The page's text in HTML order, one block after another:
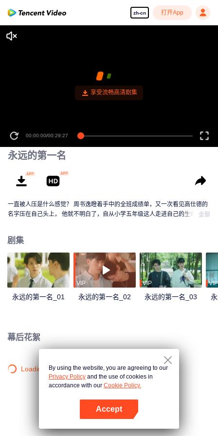
zh-cn 打开App
享受流畅高清剧集
00:00:00/00:29:27
永远的第一名
一直被人压是什么感觉？ 周书逸瞪着手中的全班成绩单，又一次看见高仕德的
名字压在自己头上， 他就不明白了，自从小学五年级这人走进自己的生命后，
见！ 满心愉悦迎接大学生活的他再度加入自己锺爱的游泳社，一路被捧着，没
想到毕业前迎新生入社传承PK赛上竟然看见高仕德出现！这次，不仅来不及在
暗恋的学姐面前帅气夺冠，还掉进水裡抽筋差点溺水，周书逸只有三个字…好-
想-死! 之后发现学姐和自己最好的朋友交往，他更想撞豆腐自杀，果然遇上高
仕德就是没好事！ 他不知道天地那么大，为何到哪高仕德总跟着他。那个人
说...「我一直看着你」，是要看到什么时候才肯放过他？
全部
剧集
永远的第一名_01
VIP
永远的第一名_02
VIP
永远的第一名_03
VIP
幕后花絮
Loading…By using the website, you are agreeing to our
Privacy Policy and the use of cookies in
accordance with our Cookie Policy.
Accept